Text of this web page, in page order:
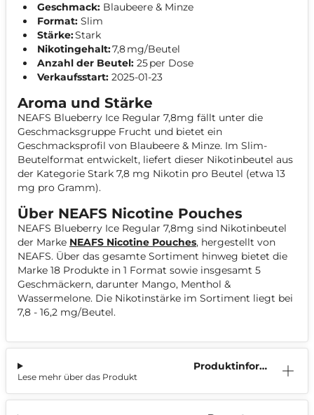
Geschmack: Blaubeere & Minze
Format: Slim
Stärke:Stark
Nikotingehalt:7,8 mg/Beutel
Anzahl der Beutel: 25 per Dose
Verkaufsstart: 2025-01-23
Aroma und Stärke
NEAFS Blueberry Ice Regular 7,8mg fällt unter die
Geschmacksgruppe Frucht und bietet ein
Geschmacksprofil von Blaubeere & Minze. Im Slim-
Beutelformat entwickelt, liefert dieser Nikotinbeutel aus
der Kategorie Stark 7,8 mg Nikotin pro Beutel (etwa 13
mg pro Gramm).
Über NEAFS Nicotine Pouches
NEAFS Blueberry Ice Regular 7,8mg sind Nikotinbeutel
der Marke NEAFS Nicotine Pouches, hergestellt von
NEAFS. Über das gesamte Sortiment hinweg bietet die
Marke 18 Produkte in 1 Format sowie insgesamt 5
Geschmäckern, darunter Mango, Menthol &
Wassermelone. Die Nikotinstärke im Sortiment liegt bei
7,8 - 16,2 mg/Beutel.
Produktinform
Lese mehr über das Produkt